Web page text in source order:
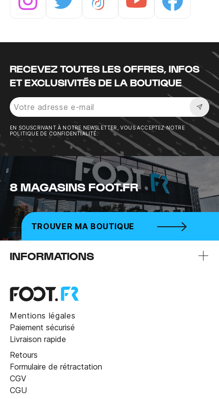
RECEVEZ TOUTES LES OFFRES, INFOS
ET EXCLUSIVITÉS DE LA BOUTIQUE
EN SOUSCRIVANT À NOTRE NEWSLETTER, VOUS ACCEPTEZ NOTRE
POLITIQUE DE CONFIDENTIALITÉ.
8 MAGASINS FOOT.FR
TROUVER MA BOUTIQUE
INFORMATIONS
Mentions légales
Paiement sécurisé
Livraison rapide
Retours
Formulaire de rétractation
CGV
CGU